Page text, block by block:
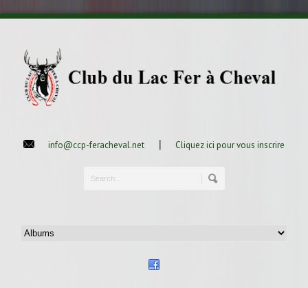
info@ccp-feracheval.net | Cliquez ici pour vous inscrire